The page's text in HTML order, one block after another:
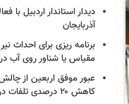
دیدار استاندار اردبیل با
آذربایجان
برنامه ریزی برای احداث
مقیاس یا شناور روی آب در
عبور موفق اربعین از
کاهش ۲۰ درصدی تلفات در اربعین امسال